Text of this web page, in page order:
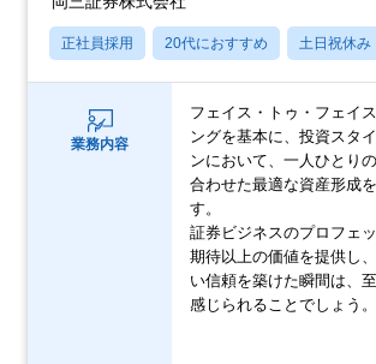
正社員採用 20代におすすめ 土日祝休み
業務内容
フェイス・トゥ・フェイ
ングを基本に、投資スタ
ンにおいて、一人ひとり
合わせた最適な資産形成
す。
証券ビジネスのプロフェ
期待以上の価値を提供し
い信頼を築けた瞬間は、
感じられることでしょう。